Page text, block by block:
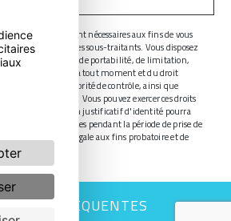
communiquées sont nécessaires aux fins de vous
à l'entreprise et ses sous-traitants. Vous disposez
d’effacement, de portabilité, de limitation,
votre consentement à tout moment et du droit
auprès d’une autorité de contrôle, ainsi que
post-mortem. Vous pouvez exercer ces droits
électronique. Un justificatif d'identité pourra
vos données pendant la période de prise de
de prescription légale aux fins probatoire et de
FRÉQUENTES